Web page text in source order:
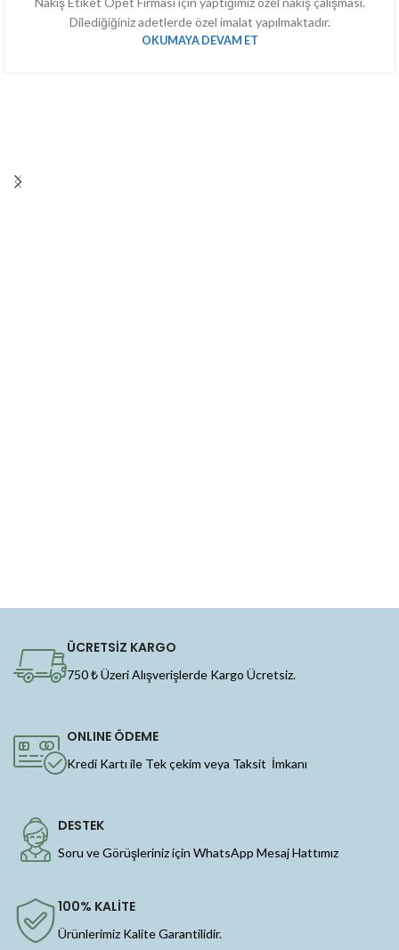
Dilediğiğiniz adetlerde özel imalat yapılmaktadır.
OKUMAYA DEVAM ET
ÜCRETSİZ KARGO
750 ₺ Üzeri Alışverişlerde Kargo Ücretsiz.
ONLINE ÖDEME
Kredi Kartı ile Tek çekim veya Taksit İmkanı
DESTEK
Soru ve Görüşleriniz için WhatsApp Mesaj Hattımız
100% KALİTE
Ürünlerimiz Kalite Garantilidir.